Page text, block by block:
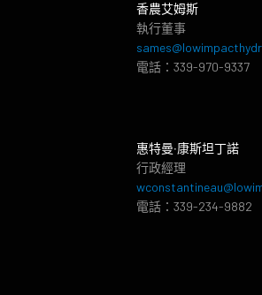
香農艾姆斯
執行董事
電話：339-970-9337
惠特曼‧康斯坦丁諾
行政經理
電話：339-234-9882